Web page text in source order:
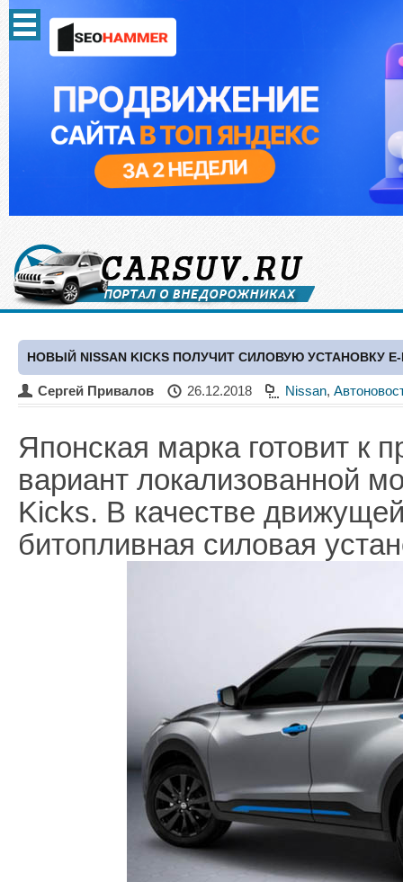
НОВЫЙ NISSAN KICKS ПОЛУЧИТ СИЛОВУЮ УСТАНОВКУ E-
Сергей Привалов 26.12.2018 Nissan,
Японская марка готовит к
вариант локализованной
Kicks. В качестве
битопливная силовая